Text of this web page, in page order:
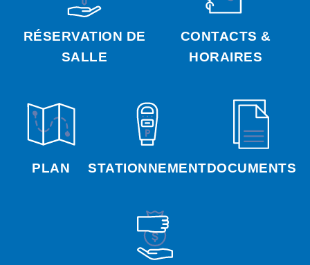
RÉSERVATION DE
SALLE
CONTACTS &
HORAIRES
PLAN STATIONNEMENTDOCUMENTS